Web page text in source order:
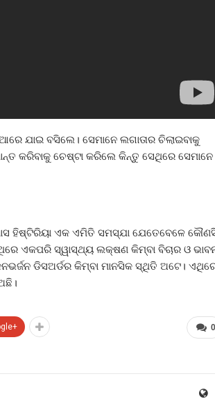
ଯାଇ ବସିଲେ। ସେମାନେ ଲଗାତାର ଚିଲାଇବାକୁ
କରିବାକୁ ଚେଷ୍ଟା କରିଲେ କିନ୍ତୁ ସେଥିରେ ସେମାନେ
ହିଷ୍ଟିରିୟା ଏକ ଏମିତି ସମସ୍ଯା ଯେତେବେଳେ
ଏକପରି ସ୍ୱାସ୍ଥ୍ୟ ଲକ୍ଷଣ କିମ୍ବା ବିଚାର ଓ
ଡିସଅର୍ଡର କିମ୍ବା ମାନସିକ ସ୍ଥିତି ଅଟେ।
0